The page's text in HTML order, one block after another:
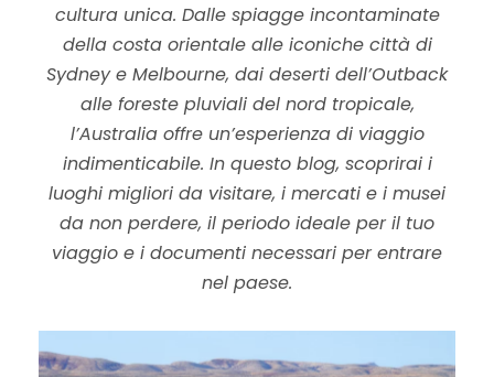
cultura unica. Dalle spiagge incontaminate
della costa orientale alle iconiche città di
Sydney e Melbourne, dai deserti dell’Outback
alle foreste pluviali del nord tropicale,
l’Australia offre un’esperienza di viaggio
indimenticabile. In questo blog, scoprirai i
luoghi migliori da visitare, i mercati e i musei
da non perdere, il periodo ideale per il tuo
viaggio e i documenti necessari per entrare
nel paese.